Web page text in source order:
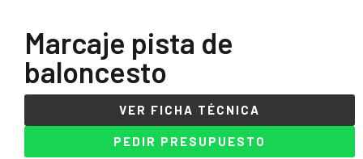
Marcaje pista de
baloncesto
VER FICHA TÉCNICA
PEDIR PRESUPUESTO